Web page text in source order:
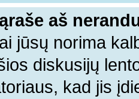
aš
jūsų norima
diskusijų
kad jis